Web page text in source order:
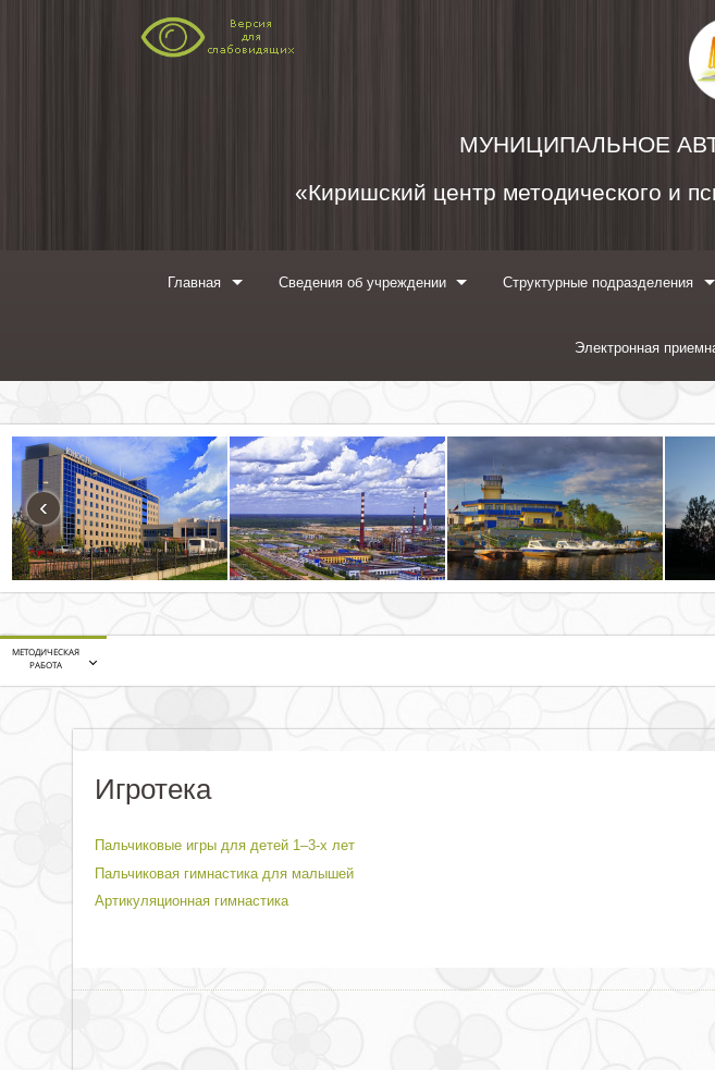
МУНИЦИПАЛЬНОЕ
«Киришский центр методического и
Главная Сведения об учреждении Структурные подразделения
Электронная
‹
МЕТОДИЧЕСКАЯ
РАБОТА
Игротека
Пальчиковые игры для детей 1–3-х лет
Пальчиковая гимнастика для малышей
Артикуляционная гимнастика